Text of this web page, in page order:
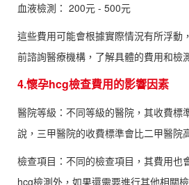
血液檢測： 200元 - 500元
這些費用可能會根據實際情況有所浮動
前諮詢醫療機構，了解具體的費用和檢
4.懷孕hcg檢查費用的影響因素
醫院等級：不同等級的醫院，其收費標
說，三甲醫院的收費標準會比二甲醫院
檢查項目：不同的檢查項目，其費用也
hcg檢測外，如果還需要進行其他相關